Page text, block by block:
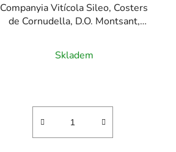
Companyia Vitícola Sileo, Costers
de Cornudella, D.O. Montsant,
Skladem